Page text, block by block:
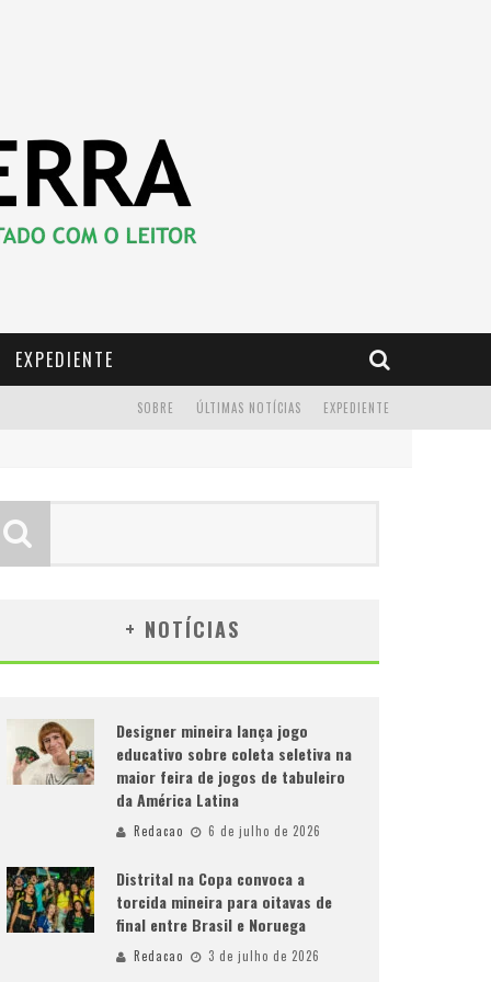
EXPEDIENTE
EXPEDIENTE
ÚLTIMAS NOTÍCIAS
SOBRE
+ NOTÍCIAS
Designer mineira lança jogo
educativo sobre coleta seletiva na
maior feira de jogos de tabuleiro
da América Latina
Redacao 6 de julho de 2026
Distrital na Copa convoca a
torcida mineira para oitavas de
final entre Brasil e Noruega
Redacao 3 de julho de 2026